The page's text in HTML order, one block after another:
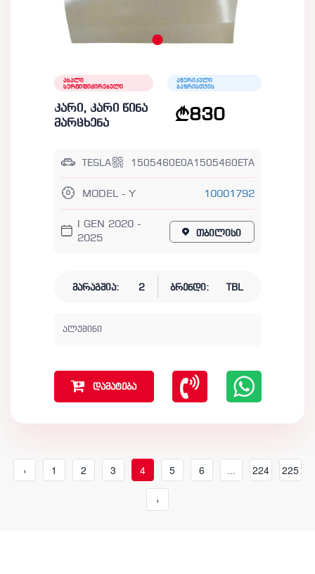
ახალი
სერტიფიცირებული
ამერიკული
ბაზრისთვის
კარი, კარი წინა
მარცხენა
830
TESLA 1505460E0A1505460ETA
MODEL - Y 10001792
I GEN 2020 -
2025
თბილისი
მარაგშია: 2 ბრენდი: TBL
ალუმინი
დამატება
‹ 1 2 3 4 5 6 ... 224 225
›